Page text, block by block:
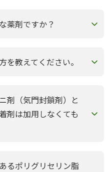
薬剤ですか？
を教えてください。
剤（気門封鎖剤）と
剤は加用しなくても
るポリグリセリン脂